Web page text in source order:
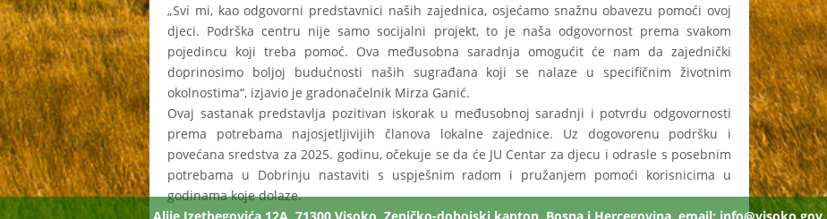
„Svi mi, kao odgovorni predstavnici naših zajednica, osjećamo snažnu obavezu pomoći ovoj
djeci. Podrška centru nije samo socijalni projekt, to je naša odgovornost prema svakom
pojedincu koji treba pomoć. Ova međusobna saradnja omogućit će nam da zajednički
doprinosimo boljoj budućnosti naših sugrađana koji se nalaze u specifičnim životnim
okolnostima“, izjavio je gradonačelnik Mirza Ganić.
Ovaj sastanak predstavlja pozitivan iskorak u međusobnoj saradnji i potvrdu odgovornosti
prema potrebama najosjetljivijih članova lokalne zajednice. Uz dogovorenu podršku i
povećana sredstva za 2025. godinu, očekuje se da će JU Centar za djecu i odrasle s posebnim
potrebama u Dobrinju nastaviti s uspješnim radom i pružanjem pomoći korisnicima u
godinama koje dolaze.